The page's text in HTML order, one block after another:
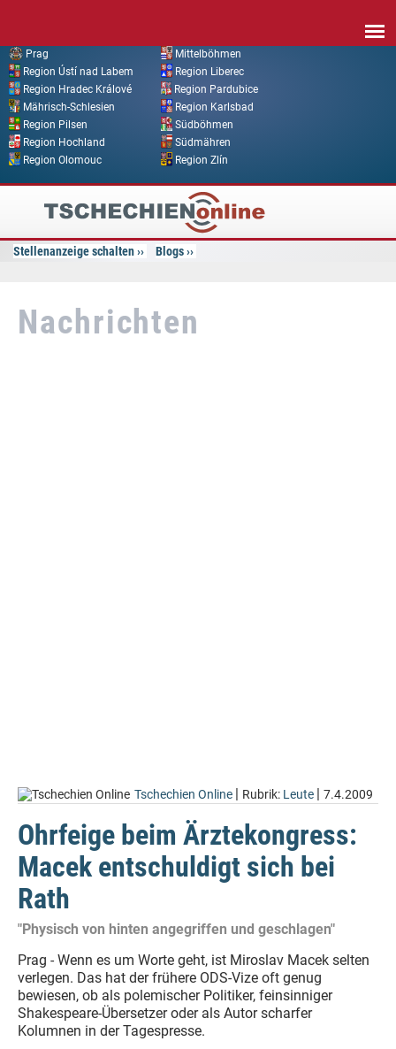
Prag
Mittelböhmen
Region Ústí nad Labem
Region Liberec
Region Hradec Králové
Region Pardubice
Mährisch-Schlesien
Region Karlsbad
Region Pilsen
Südböhmen
Region Hochland
Südmähren
Region Olomouc
Region Zlín
Tschechien
Online
Stellenanzeige schalten Blogs
Nachrichten
Tschechien Online | Rubrik: Leute | 7.4.2009
Ohrfeige beim Ärztekongress:
Macek entschuldigt sich bei
Rath
"Physisch von hinten angegriffen und geschlagen"
Prag - Wenn es um Worte geht, ist Miroslav Macek selten
verlegen. Das hat der frühere ODS-Vize oft genug
bewiesen, ob als polemischer Politiker, feinsinniger
Shakespeare-Übersetzer oder als Autor scharfer
Kolumnen in der Tagespresse.